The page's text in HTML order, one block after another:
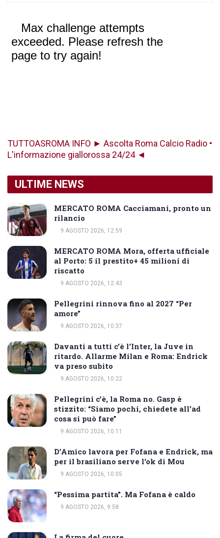
TUTTOASROMA INFO ► Ascolta Roma Calcio Radio •
L'informazione giallorossa 24/24 ◄
ULTIME NEWS
MERCATO ROMA Cacciamani, pronto un
rilancio
9 AGOSTO 2026, 12:59
MERCATO ROMA Mora, offerta ufficiale
al Porto: 5 il prestito+ 45 milioni di
riscatto
9 AGOSTO 2026, 12:43
Pellegrini rinnova fino al 2027 “Per
amore”
9 AGOSTO 2026, 10:37
Davanti a tutti c’è l’Inter, la Juve in
ritardo. Allarme Milan e Roma: Endrick
va preso subito
9 AGOSTO 2026, 10:22
Pellegrini c’è, la Roma no. Gasp è
stizzito: “Siamo pochi, chiedete all’ad
cosa si può fare”
9 AGOSTO 2026, 10:11
D’Amico lavora per Fofana e Endrick, ma
per il brasiliano serve l’ok di Mou
9 AGOSTO 2026, 10:05
“Pessima partita”. Ma Fofana è caldo
9 AGOSTO 2026, 9:58